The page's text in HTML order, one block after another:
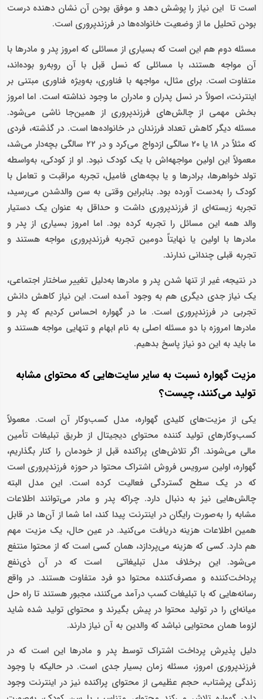
است تا این نیاز را پوشش دهد و موفق بودن آن نشان دهنده درست
بودن تحلیل ما از وضعیت خانواده‌ها در فرزندپروری است.
مسئله دوم هم این است که بسیاری از مسائلی که امروز پدر و مادرها با
آن مواجه‌ هستند، با مسائلی که نسل قبل با آن روبه‌رو بوده‌اند،
متفاوت است. برای مثال، مواجهه با فناوری، به‌ویژه فناوری مبتنی بر
اینترنت، اصولاً در نسل پدران و مادران ما وجود نداشته است. اما امروز
بخش مهمی از چالش‌های فرزندپروری از همین‌جا ناشی می‌شود.
مسئله دیگر کاهش تعداد فرزندان در خانواده‌ها است. در گذشته، فردی
که مثلاً در ۱۸ یا ۲۰ سالگی ازدواج می‌کرد و در ۲۲ سالگی بچه‌دار می‌شد،
معمولاً این اولین مواجهه‌اش با یک کودک نبود. او از کودکی، به‌واسطه
تولد خواهرها، برادرها و یا بچه‌های فامیل، تجربه مراقبت و تعامل با
کودک را به‌دست آورده بود. بنابراین وقتی به سن والدشدن می‌رسید،
تجربه زیسته‌ای از فرزندپروری داشت و حداقل به عنوان یک دستیار
والد همه این مسائل را تجربه کرده بود. اما امروز بسیاری از پدر و
مادرها با اولین یا نهایتاً دومین تجربه فرزندپروری مواجه هستند و
تجربه قبلی چندانی ندارند.
در نتیجه، غیر از تنها شدن پدر و مادرها به‌دلیل تغییر ساختار اجتماعی،
یک نیاز جدی دیگری هم به وجود آمده است. این نیاز کاهش دانش
تجربی در فرزندپروری است. ما در گهواره احساس کردیم که پدر و
مادرها امروزه با دو مسئله اصلی به نام ابهام و تنهایی مواجه‌ هستند و
ما باید به این دو نیاز پاسخ بدهیم.
مزیت گهواره نسبت به سایر سایت‌هایی که محتوای مشابه
تولید می‌کنند، چیست؟
یکی از مزیت‌های کلیدی گهواره، مدل کسب‌وکار آن است. معمولاً
کسب‌وکارهای تولید کننده محتوای دیجیتال از طریق تبلیغات تأمین
مالی می‌شوند. اگر تلاش‌های پراکنده قبل از خودمان را کنار بگذاریم،
گهواره، اولین سرویس فروش اشتراک محتوا در حوزه فرزندپروری است
که در یک سطح گستردگی فعالیت کرده است. این مدل البته
چالش‌هایی نیز به دنبال دارد. چراکه پدر و مادر می‌توانند اطلاعات
مشابه را به‌صورت رایگان در اینترنت پیدا کند، اما شما از آن‌ها در قابل
همین اطلاعات هزینه دریافت می‌کنید. در عین حال، یک مزیت مهم
هم دارد. کسی که هزینه می‌پردازد، همان کسی است که از محتوا منتفع
می‌شود. این برخلاف مدل تبلیغاتی است که در آن ذی‌نفع
پرداخت‌کننده و مصرف‌کننده محتوا دو فرد متفاوت هستند. در واقع
رسانه‌هایی که با تبلیغات کسب درآمد می‌کنند، مجبور هستند تا راه حل
میانه‌ای را در تولید محتوا در پیش بگیرند و محتوای تولید شده شاید
لزوما همان محتوایی نباشد که والدین به آن نیاز دارند.
دلیل پذیرش پرداخت اشتراک توسط پدر و مادرها این است که در
فرزندپروری امروز، مسئله زمان بسیار جدی است. در حالیکه با وجود
زندگی پرشتاب، حجم عظیمی از محتوای پراکنده نیز در اینترنت وجود